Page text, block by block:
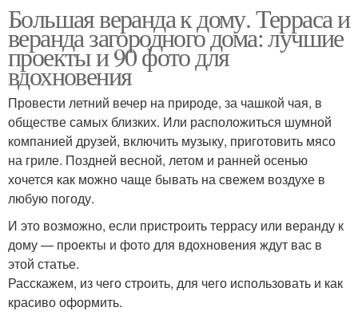
Большая веранда к дому. Терраса и
веранда загородного дома: лучшие
проекты и 90 фото для
вдохновения
Провести летний вечер на природе, за чашкой чая, в
обществе самых близких. Или расположиться шумной
компанией друзей, включить музыку, приготовить мясо
на гриле. Поздней весной, летом и ранней осенью
хочется как можно чаще бывать на свежем воздухе в
любую погоду.
И это возможно, если пристроить террасу или веранду к
дому — проекты и фото для вдохновения ждут вас в
этой статье.
Расскажем, из чего строить, для чего использовать и как
красиво оформить.